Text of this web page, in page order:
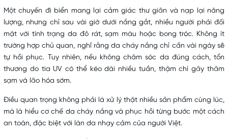
Một chuyến đi biển mang lại cảm giác thư giãn và nạp lại năng
lượng, nhưng chỉ sau vài giờ dưới nắng gắt, nhiều người phải đối
mặt với tình trạng da đỏ rát, sạm màu hoặc bong tróc. Không ít
trường hợp chủ quan, nghĩ rằng da cháy nắng chỉ cần vài ngày sẽ
tự hồi phục. Tuy nhiên, nếu khôngchăm sóc da đúng cách, tổn
thương do tia UV có thể kéo dài nhiều tuần, thậm chí gây thâm
sạm và lão hóa sớm.
Điều quan trọng không phải là xử lý thật nhiều sản phẩm cùng lúc,
mà là hiểu cơ chế da cháy nắng và phục hồi từng bước một cách
an toàn, đặc biệt với làn da nhạy cảm của người Việt.